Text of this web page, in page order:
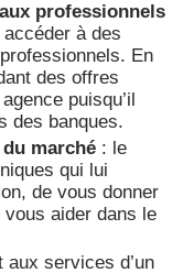
professionnels
à des
En
des offres
puisqu’il
des banques.
marché: le
qui lui
de vous donner
aider dans le
services d’un